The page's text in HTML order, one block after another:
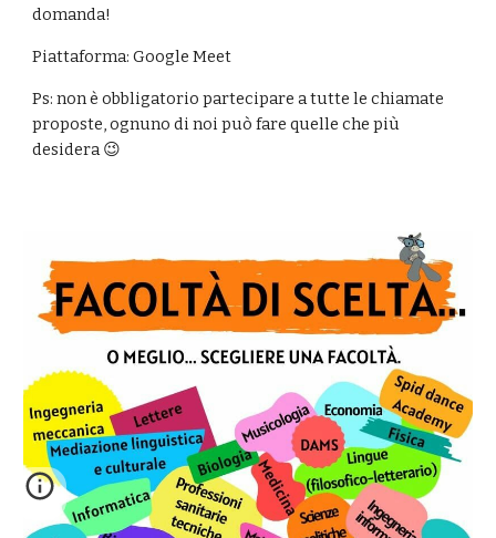
domanda!
Piattaforma: Google Meet
Ps: non è obbligatorio partecipare a tutte le chiamate
proposte, ognuno di noi può fare quelle che più
desidera 😉